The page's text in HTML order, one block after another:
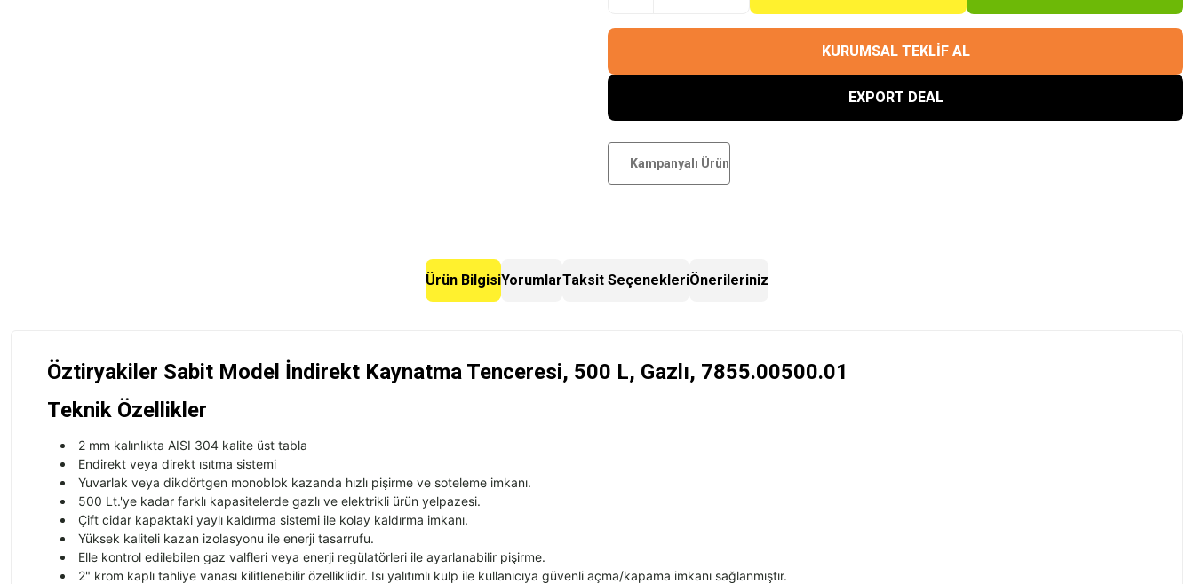
KURUMSAL TEKLİF AL
EXPORT DEAL
Kampanyalı Ürün
Ürün BilgisiYorumlarTaksit SeçenekleriÖnerileriniz
Öztiryakiler Sabit Model İndirekt Kaynatma Tenceresi, 500 L, Gazlı, 7855.00500.01
Teknik Özellikler
2 mm kalınlıkta AISI 304 kalite üst tabla
Endirekt veya direkt ısıtma sistemi
Yuvarlak veya dikdörtgen monoblok kazanda hızlı pişirme ve soteleme imkanı.
500 Lt.'ye kadar farklı kapasitelerde gazlı ve elektrikli ürün yelpazesi.
Çift cidar kapaktaki yaylı kaldırma sistemi ile kolay kaldırma imkanı.
Yüksek kaliteli kazan izolasyonu ile enerji tasarrufu.
Elle kontrol edilebilen gaz valfleri veya enerji regülatörleri ile ayarlanabilir pişirme.
2" krom kaplı tahliye vanası kilitlenebilir özelliklidir. Isı yalıtımlı kulp ile kullanıcıya güvenli açma/kapama imkanı sağlanmıştır.